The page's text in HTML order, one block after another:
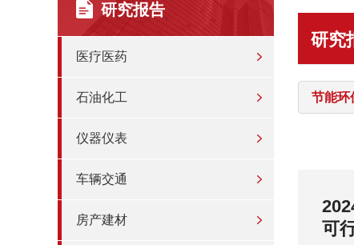
研究报告
医疗医药
石油化工
仪器仪表
车辆交通
房产建材
研究
节能环
战